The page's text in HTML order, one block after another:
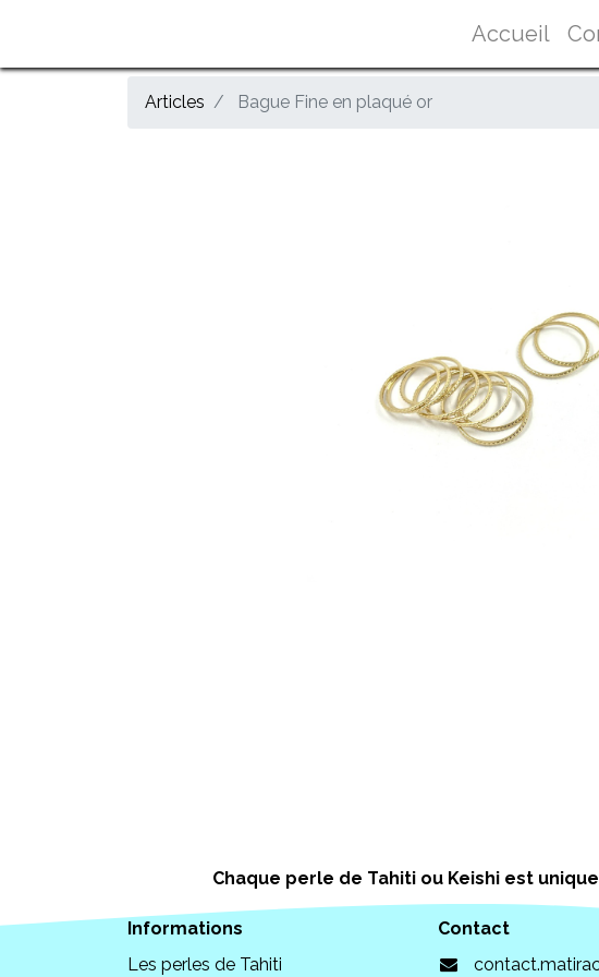
Accueil
Articles Bague Fine en plaqué or
Chaque perle de Tahiti ou Keishi est
Informations
Les perles de Tahiti
Contact